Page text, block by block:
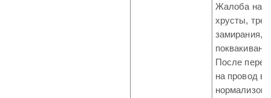
Жалоба на
хрусты,
замирания,
После
на провод